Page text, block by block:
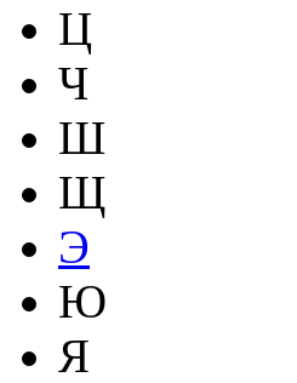
Ц
Ч
Ш
Щ
Э
Ю
Я